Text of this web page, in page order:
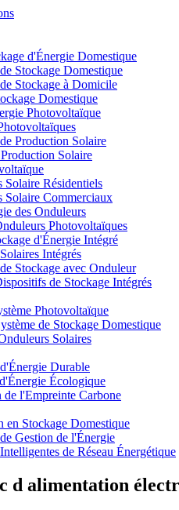
d'Énergie Domestique
Stockage Domestique
Stockage à Domicile
Domestique
Photovoltaïque
Production Solaire
Solaire
Solaire Résidentiels
Solaire Commerciaux
des Onduleurs
Photovoltaïques
d'Énergie Intégré
Intégrés
Stockage avec Onduleur
de Stockage Intégrés
Photovoltaïque
de Stockage Domestique
Solaires
Durable
Écologique
de l'Empreinte Carbone
en Stockage Domestique
Gestion de l'Énergie
de Réseau Énergétique
d alimentation